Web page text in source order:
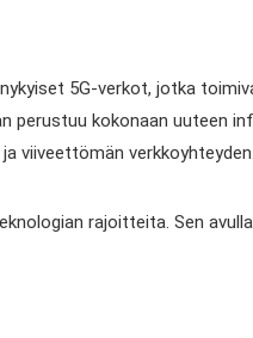
5G-verkot, jotka
perustuu kokonaan uuteen
viiveettömän verkkoyhteyden.
rajoitteita. Sen